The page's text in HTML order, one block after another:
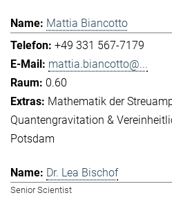
Mattia Biancotto
+49 331 567-7179
mattia.biancotto@...
0.60
Mathematik der
Quantengravitation &
Potsdam
Dr. Lea Bischof
Senior Scientist